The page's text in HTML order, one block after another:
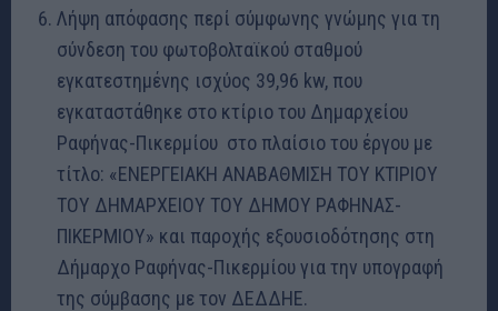
Λήψη απόφασης περί σύμφωνης γνώμης για τη
σύνδεση του φωτοβολταϊκού σταθμού
εγκατεστημένης ισχύος 39,96 kw, που
εγκαταστάθηκε στο κτίριο του Δημαρχείου
Ραφήνας-Πικερμίου στο πλαίσιο του έργου με
τίτλο: «ΕΝΕΡΓΕΙΑΚΗ ΑΝΑΒΑΘΜΙΣΗ ΤΟΥ ΚΤΙΡΙΟΥ
ΤΟΥ ΔΗΜΑΡΧΕΙΟΥ ΤΟΥ ΔΗΜΟΥ ΡΑΦΗΝΑΣ-
ΠΙΚΕΡΜΙΟΥ» και παροχής εξουσιοδότησης στη
Δήμαρχο Ραφήνας-Πικερμίου για την υπογραφή
της σύμβασης με τον ΔΕΔΔΗΕ.